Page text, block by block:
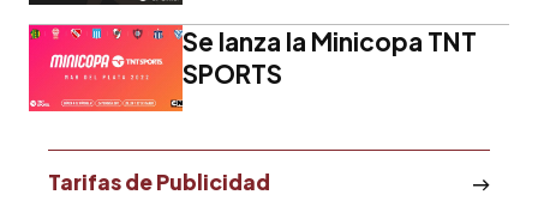
Se lanza la Minicopa TNT
SPORTS
Tarifas de Publicidad